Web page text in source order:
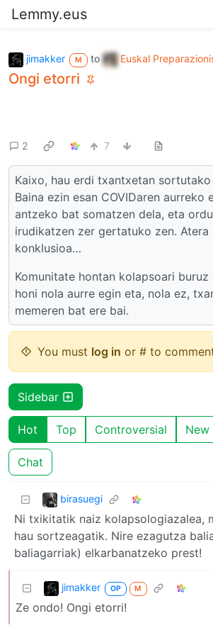
Lemmy.eus
jimakker M to Euskal
Ongi etorri
2 7
Kaixo, hau erdi txantxetan
Baina ezin esan COVIDaren aurreko
antzeko bat somatzen dela, eta
irudikatzen zer gertatuko zen. Atera
konklusioa…
Komunitate hontan kolapsoari
honi nola aurre egin eta, nola ez,
memeren bat ere bai.
You must log in or # to
Sidebar
Hot Top Controversial New
Chat
birasuegi
Ni txikitatik naiz kolapsologiazalea,
hau sortzeagatik. Nire ezagutza
baliagarriak) elkarbanatzeko prest!
jimakker OP M
Ze ondo! Ongi etorri!